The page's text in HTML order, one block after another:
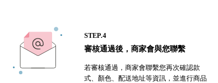
STEP.4
審核通過後，商家會與您聯繫
若審核通過，商家會聯繫您再次確認款
式、顏色、配送地址等資訊，並進行商品